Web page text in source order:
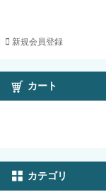
新規会員登録
カート
カテゴリ